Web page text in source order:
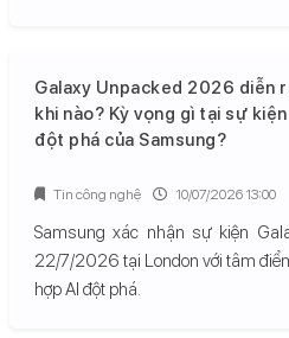
Galaxy Unpacked 2026 diễn
khi nào? Kỳ vọng gì tại sự kiện
đột phá của Samsung?
Samsung xác nhận sự kiện
22/7/2026 tại London với tâm
hợp AI đột phá.
Tin công nghệ 10/07/2026 13:00